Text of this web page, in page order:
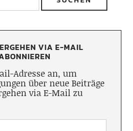
VIA E-MAIL
Adresse an, um
über neue Beiträge
via E-Mail zu